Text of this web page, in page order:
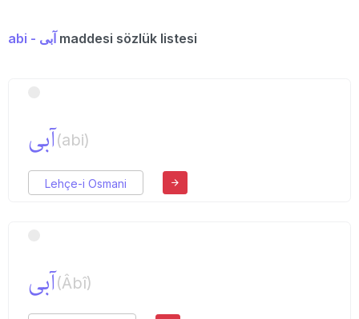
abi - آبی maddesi sözlük listesi
آبی(abi)
Lehçe-i Osmani
آبی(Âbî)